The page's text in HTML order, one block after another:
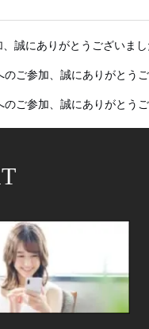
誠にありがとうございまし
ご参加、誠にありがとうご
ご参加、誠にありがとうご